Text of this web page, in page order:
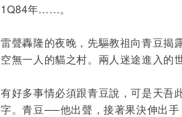
1Q84年……。
雷聲轟隆的夜晚，先驅教祖向青豆揭
空無一人的貓之村。兩人迷途進入的
有好多事情必須跟青豆說，可是天吾
字。青豆──他出聲，接著果決伸出